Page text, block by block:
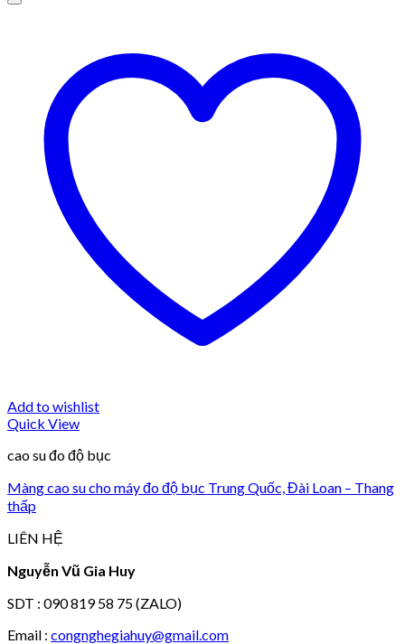
Add to wishlist
Quick View
cao su đo độ bục
Màng cao su cho máy đo độ bục Trung Quốc, Đài Loan – Thang
thấp
LIÊN HỆ
Nguyễn Vũ Gia Huy
SDT : 090 819 58 75 (ZALO)
Email : congnghegiahuy@gmail.com